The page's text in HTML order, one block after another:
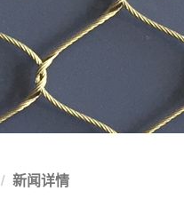
新闻详情